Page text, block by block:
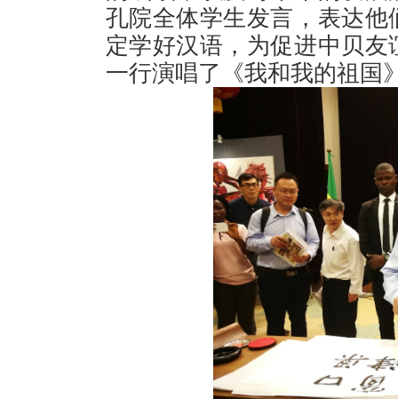
孔院全体学生发言，表达
定学好汉语，为促进中贝
一行演唱了《我和我的祖国